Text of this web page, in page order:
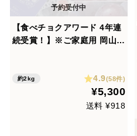
【食べチョクアワード 4年連
続受賞！】※ご家庭用 岡山の
約2kg 4.9(58件)
¥5,300
送料 ¥918